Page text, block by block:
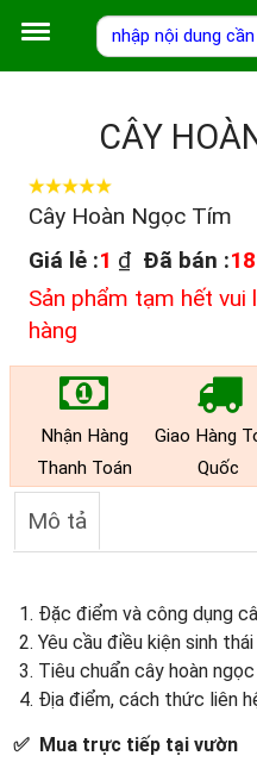
CÂY
Cây Hoàn Ngọc Tím
Giá lẻ :1 ₫ Đã bán :18
Sản phẩm tạm hết vui
hàng
Nhận Hàng
Thanh Toán
Giao Hàng
Quốc
Mô tả
1. Đặc điểm và công dụng
2. Yêu cầu điều kiện sinh
3. Tiêu chuẩn cây hoàn
4. Địa điểm, cách thức liên
✅ Mua trực tiếp tại vườn